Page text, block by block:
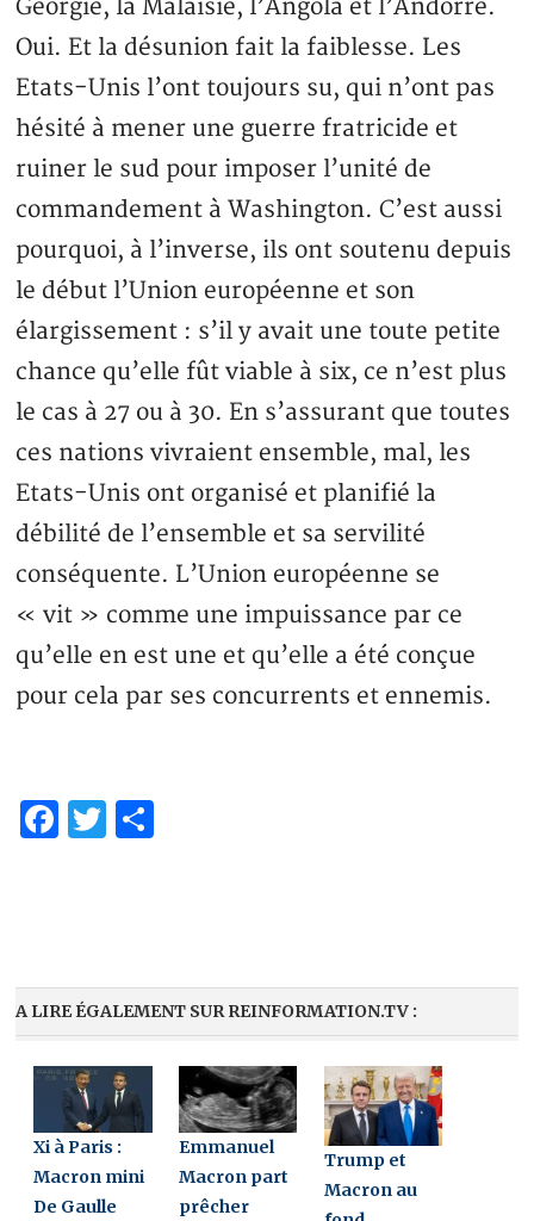
Géorgie, la Malaisie, l’Angola et l’Andorre.
Oui. Et la désunion fait la faiblesse. Les
Etats-Unis l’ont toujours su, qui n’ont pas
hésité à mener une guerre fratricide et
ruiner le sud pour imposer l’unité de
commandement à Washington. C’est aussi
pourquoi, à l’inverse, ils ont soutenu depuis
le début l’Union européenne et son
élargissement : s’il y avait une toute petite
chance qu’elle fût viable à six, ce n’est plus
le cas à 27 ou à 30. En s’assurant que toutes
ces nations vivraient ensemble, mal, les
Etats-Unis ont organisé et planifié la
débilité de l’ensemble et sa servilité
conséquente. L’Union européenne se
« vit » comme une impuissance par ce
qu’elle en est une et qu’elle a été conçue
pour cela par ses concurrents et ennemis.
Facebook
Twitter
A LIRE ÉGALEMENT SUR REINFORMATION.TV :
Xi à Paris :
Macron mini
De Gaulle
Emmanuel
Macron part
prêcher
Trump et
Macron au